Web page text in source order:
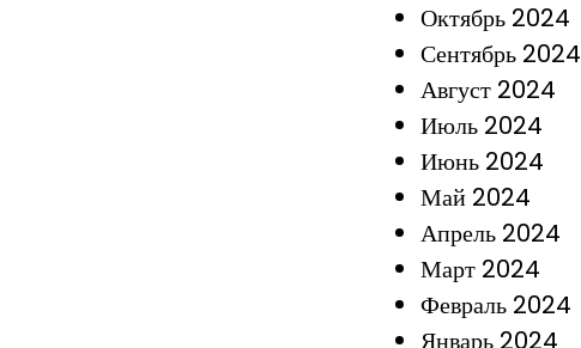
Октябрь 2024
Сентябрь 2024
Август 2024
Июль 2024
Июнь 2024
Май 2024
Апрель 2024
Март 2024
Февраль 2024
Январь 2024